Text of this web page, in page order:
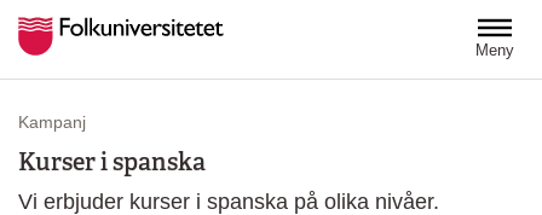
Meny
Kampanj
Kurser i spanska
Vi erbjuder kurser i spanska på olika nivåer.